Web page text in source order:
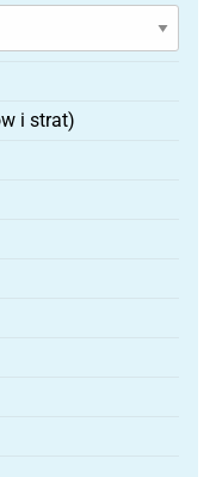
i strat)